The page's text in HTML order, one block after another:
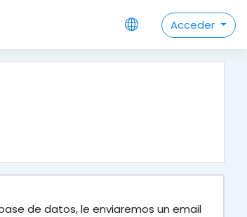
Acceder
de datos, le enviaremos un email